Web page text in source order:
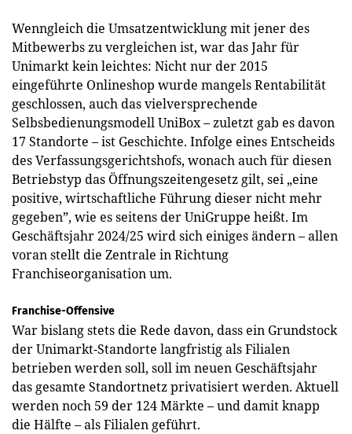
Wenngleich die Umsatzentwicklung mit jener des
Mitbewerbs zu vergleichen ist, war das Jahr für
Unimarkt kein leichtes: Nicht nur der 2015
eingeführte Onlineshop wurde mangels Rentabilität
geschlossen, auch das vielversprechende
Selbsbedienungsmodell UniBox – zuletzt gab es davon
17 Standorte – ist Geschichte. Infolge eines Entscheids
des Verfassungsgerichtshofs, wonach auch für diesen
Betriebstyp das Öffnungszeitengesetz gilt, sei „eine
positive, wirtschaftliche Führung dieser nicht mehr
gegeben”, wie es seitens der UniGruppe heißt. Im
Geschäftsjahr 2024/25 wird sich einiges ändern – allen
voran stellt die Zentrale in Richtung
Franchiseorganisation um.
Franchise-Offensive
War bislang stets die Rede davon, dass ein Grundstock
der Unimarkt-Standorte langfristig als Filialen
betrieben werden soll, soll im neuen Geschäftsjahr
das gesamte Standortnetz privatisiert werden. Aktuell
werden noch 59 der 124 Märkte – und damit knapp
die Hälfte – als Filialen geführt.